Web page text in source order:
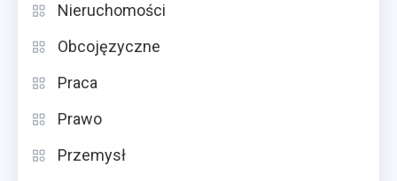
Nieruchomości
Obcojęzyczne
Praca
Prawo
Przemysł